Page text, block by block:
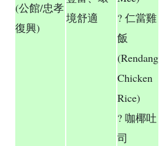
(公館/忠孝
復興)
境舒適
? 仁當雞
飯
(Rendang
Chicken
Rice)
? 咖椰吐
司